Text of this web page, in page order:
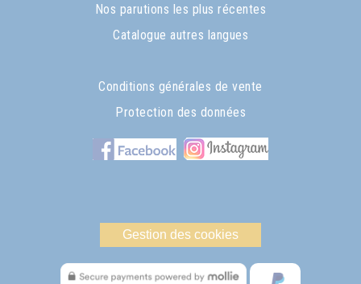
Nos parutions les plus récentes
Catalogue autres langues
Conditions générales de vente
Protection des données
Gestion des cookies